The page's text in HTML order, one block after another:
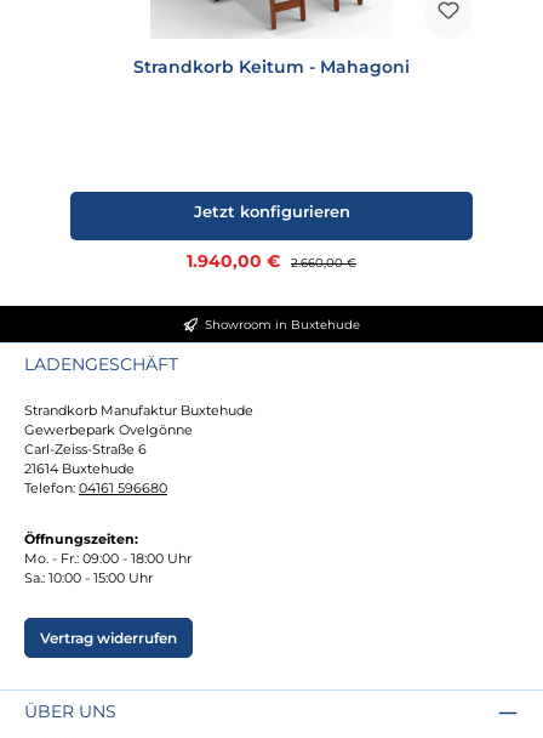
Strandkorb Keitum - Mahagoni
Verkaufspreis:
1.940,00 € Regulärer Preis:
2.660,00 €
Jetzt konfigurieren
Showroom in Buxtehude
LADENGESCHÄFT
Strandkorb Manufaktur Buxtehude
Gewerbepark Ovelgönne
Carl-Zeiss-Straße 6
21614 Buxtehude
Telefon: 04161 596680
Öffnungszeiten:
Mo. - Fr.: 09:00 - 18:00 Uhr
Sa.: 10:00 - 15:00 Uhr
Vertrag widerrufen
ÜBER UNS